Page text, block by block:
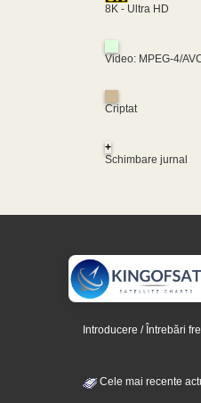
8K - Ultra HD
Video: MPEG-4/
Criptat
+
Schimbare jurnal
Introducere / Întrebări
Cele mai recente